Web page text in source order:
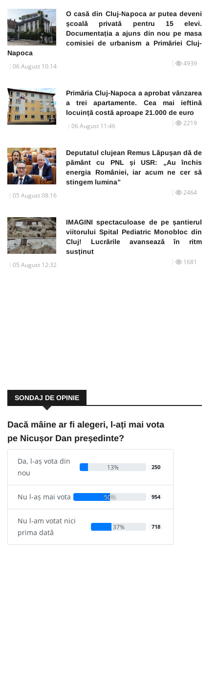
O casă din Cluj-Napoca ar putea deveni
școală privată pentru 15 elevi.
Documentația a ajuns din nou pe masa
comisiei de urbanism a Primăriei Cluj-
Napoca
06 August 10:14 4939
Primăria Cluj-Napoca a aprobat vânzarea
a trei apartamente. Cea mai ieftină
locuință costă aproape 21.000 de euro
06 August 11:46 2219
Deputatul clujean Remus Lăpușan dă de
pământ cu PNL și USR: „Au închis
energia României, iar acum ne cer să
stingem lumina”
05 August 08:16 2464
IMAGINI spectaculoase de pe șantierul
viitorului Spital Pediatric Monobloc din
Cluj! Lucrările avansează în ritm
susținut
05 August 12:32 1681
SONDAJ DE OPINIE
Dacă mâine ar fi alegeri, l-ați mai vota
pe Nicușor Dan președinte?
Da, l-aș vota din
nou
13% 250
Nu l-aș mai vota 50% 954
Nu l-am votat nici
prima dată
37% 718